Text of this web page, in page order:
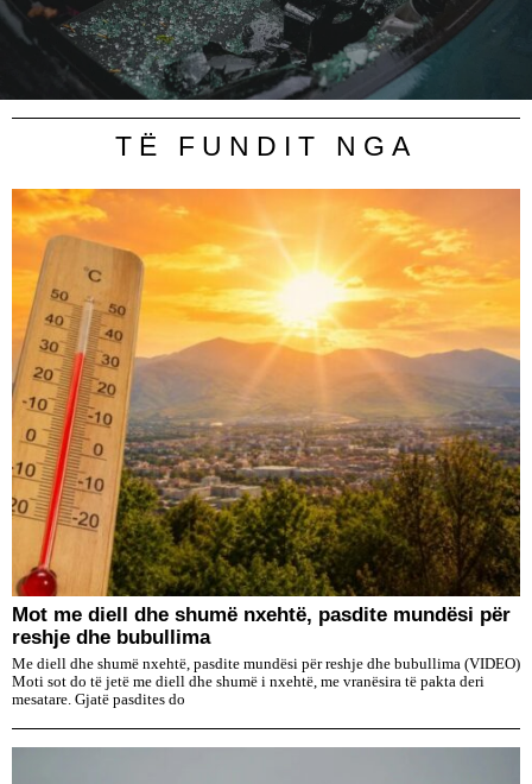
TË FUNDIT NGA
Mot me diell dhe shumë nxehtë, pasdite mundësi për
reshje dhe bubullima
Me diell dhe shumë nxehtë, pasdite mundësi për reshje dhe bubullima (VIDEO)
Moti sot do të jetë me diell dhe shumë i nxehtë, me vranësira të pakta deri
mesatare. Gjatë pasdites do